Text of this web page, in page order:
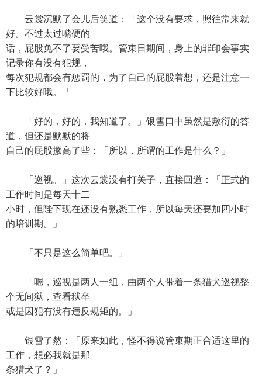
云裳沉默了会儿后笑道：「这个没有要求，照往常来就
好。不过太过嘴硬的
话，屁股免不了要受苦哦。管束日期间，身上的罪印会事实
记录你有没有犯规，
每次犯规都会有惩罚的，为了自己的屁股着想，还是注意一
下比较好哦。「
「好的，好的，我知道了。」银雪口中虽然是敷衍的答
道，但还是默默的将
自己的屁股撅高了些：「所以，所谓的工作是什么？」
「巡视。」这次云裳没有打关子，直接回道：「正式的
工作时间是每天十二
小时，但陛下现在还没有熟悉工作，所以每天还要加四小时
的培训期。」
「不只是这么简单吧。」
「嗯，巡视是两人一组，由两个人带着一条猎犬巡视整
个无间狱，查看狱卒
或是囚犯有没有违反规矩的。」
银雪了然：「原来如此，怪不得说管束期正合适这里的
工作，想必我就是那
条猎犬了？」